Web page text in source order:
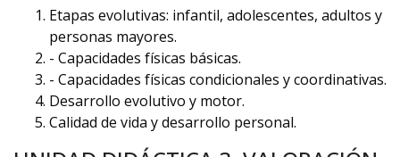
Etapas evolutivas: infantil, adolescentes, adultos y
personas mayores.
- Capacidades físicas básicas.
- Capacidades físicas condicionales y coordinativas.
Desarrollo evolutivo y motor.
Calidad de vida y desarrollo personal.